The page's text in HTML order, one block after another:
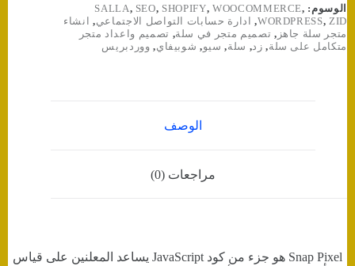
الوسوم:
SALLA, SEO, SHOPIFY, WOOCOMMERCE,
WORDPRESS,ZID
, ادارة حسابات التواصل الاجتماعي,
انشاء
متجر سلة جاهز , تصميم متجر في سلة, تصميم واعداد متجر
متكامل على سلة, زد, سلة, سيو, شوبيفاي, ووردبريس
الوصف
مراجعات (0)
Snap Pixel هو جزء من كود JavaScript يساعد المعلنين على قياس